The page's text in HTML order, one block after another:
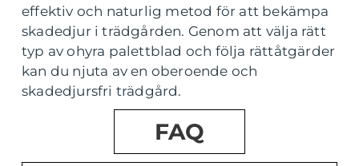
effektiv och naturlig metod för att bekämpa
skadedjur i trädgården. Genom att välja rätt
typ av ohyra palettblad och följa rättåtgärder
kan du njuta av en oberoende och
skadedjursfri trädgård.
FAQ